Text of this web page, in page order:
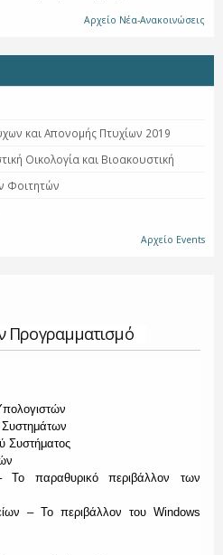
Αρχείο Νέα-Ανακοινώσεις
και Απονομής Πτυχίων 2019
Οικολογία και Βιοακουστική
Φοιτητών
Αρχείο Events
Προγραμματισμό
Συστημάτων
Συστήματος
Το παραθυρικό περιβάλλον των
– Το περιβάλλον του Windows